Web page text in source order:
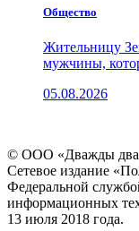
Общество
Жительницу
мужчины,
05.08.2026
© ООО «Дважды
Сетевое издание
Федеральной
информационных
13 июля 2018 года.